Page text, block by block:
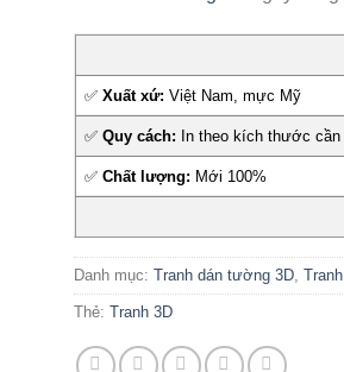
✅Xuất xứ: Việt Nam, mực Mỹ
✅Quy cách: In theo kích thước cần
✅Chất lượng: Mới 100%
Danh mục: Tranh dán tường 3D
Thẻ: Tranh 3D